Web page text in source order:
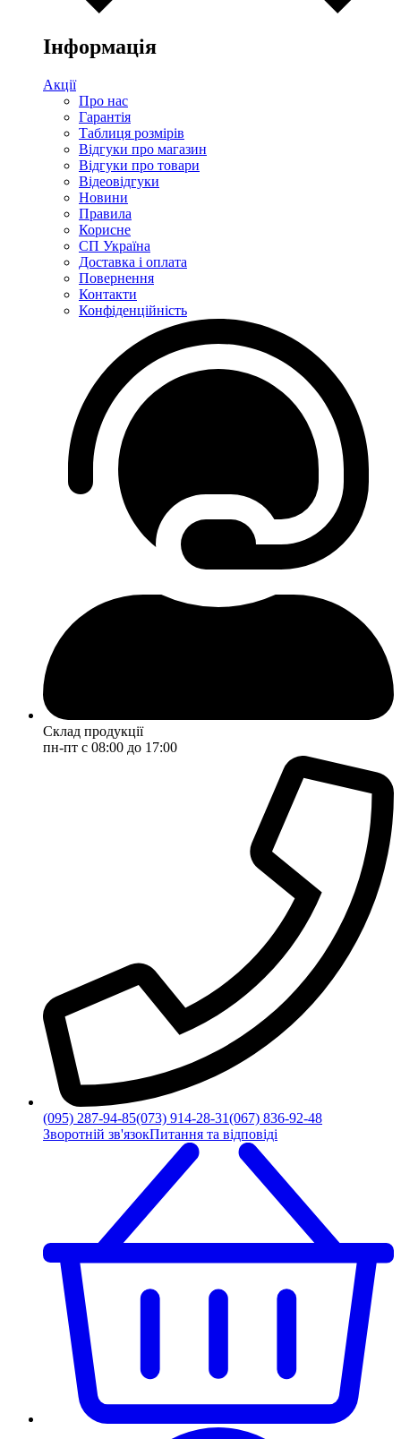
Інформація
Акції
Про нас
Гарантія
Таблиця розмірів
Відгуки про магазин
Відгуки про товари
Відеовідгуки
Новини
Правила
Корисне
СП Україна
Доставка і оплата
Повернення
Контакти
Конфіденційність
Склад продукції
пн-пт с 08:00 до 17:00
(095) 287-94-85(073) 914-28-31(067) 836-92-48
Зворотній зв'язокПитання та відповіді